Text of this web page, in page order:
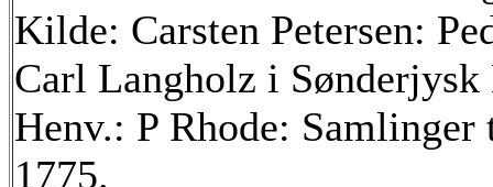
Kilde: Carsten Petersen:
Carl Langholz i
Henv.: P Rhode:
1775.